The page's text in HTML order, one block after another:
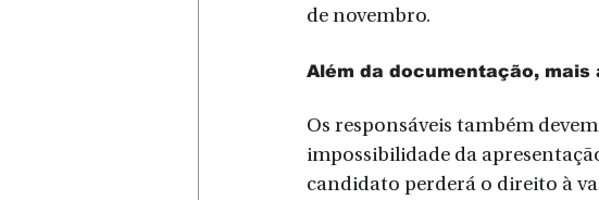
de novembro.
Além da documentação,
Os responsáveis também
impossibilidade da
candidato perderá o direito à